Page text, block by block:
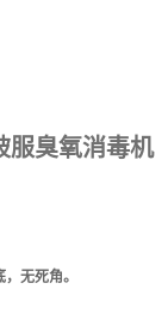
服臭氧消毒机
无死角。